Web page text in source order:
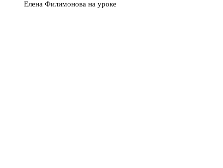
Елена Филимонова на уроке